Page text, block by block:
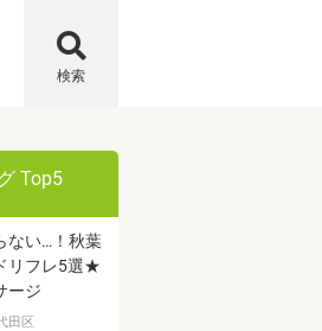
検索
Top5
ない…！秋葉
リフレ5選★
ージ
田区